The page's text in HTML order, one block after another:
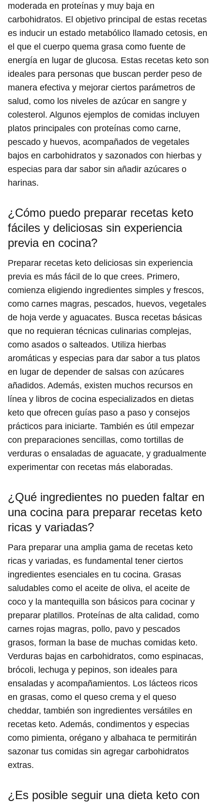
moderada en proteínas y muy baja en
carbohidratos. El objetivo principal de estas recetas
es inducir un estado metabólico llamado cetosis, en
el que el cuerpo quema grasa como fuente de
energía en lugar de glucosa. Estas recetas keto son
ideales para personas que buscan perder peso de
manera efectiva y mejorar ciertos parámetros de
salud, como los niveles de azúcar en sangre y
colesterol. Algunos ejemplos de comidas incluyen
platos principales con proteínas como carne,
pescado y huevos, acompañados de vegetales
bajos en carbohidratos y sazonados con hierbas y
especias para dar sabor sin añadir azúcares o
harinas.
¿Cómo puedo preparar recetas keto
fáciles y deliciosas sin experiencia
previa en cocina?
Preparar recetas keto deliciosas sin experiencia
previa es más fácil de lo que crees. Primero,
comienza eligiendo ingredientes simples y frescos,
como carnes magras, pescados, huevos, vegetales
de hoja verde y aguacates. Busca recetas básicas
que no requieran técnicas culinarias complejas,
como asados o salteados. Utiliza hierbas
aromáticas y especias para dar sabor a tus platos
en lugar de depender de salsas con azúcares
añadidos. Además, existen muchos recursos en
línea y libros de cocina especializados en dietas
keto que ofrecen guías paso a paso y consejos
prácticos para iniciarte. También es útil empezar
con preparaciones sencillas, como tortillas de
verduras o ensaladas de aguacate, y gradualmente
experimentar con recetas más elaboradas.
¿Qué ingredientes no pueden faltar en
una cocina para preparar recetas keto
ricas y variadas?
Para preparar una amplia gama de recetas keto
ricas y variadas, es fundamental tener ciertos
ingredientes esenciales en tu cocina. Grasas
saludables como el aceite de oliva, el aceite de
coco y la mantequilla son básicos para cocinar y
preparar platillos. Proteínas de alta calidad, como
carnes rojas magras, pollo, pavo y pescados
grasos, forman la base de muchas comidas keto.
Verduras bajas en carbohidratos, como espinacas,
brócoli, lechuga y pepinos, son ideales para
ensaladas y acompañamientos. Los lácteos ricos
en grasas, como el queso crema y el queso
cheddar, también son ingredientes versátiles en
recetas keto. Además, condimentos y especias
como pimienta, orégano y albahaca te permitirán
sazonar tus comidas sin agregar carbohidratos
extras.
¿Es posible seguir una dieta keto con